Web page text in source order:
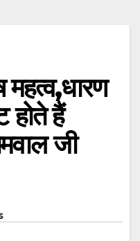
महत्व,धारण
होते हैं
जी